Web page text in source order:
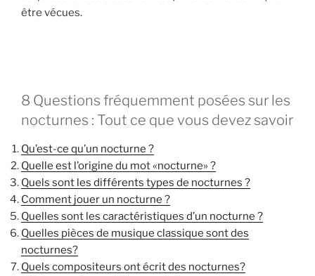
être vécues.
8 Questions fréquemment posées sur les
nocturnes : Tout ce que vous devez savoir
Qu’est-ce qu’un nocturne ?
Quelle est l’origine du mot «nocturne» ?
Quels sont les différents types de nocturnes ?
Comment jouer un nocturne ?
Quelles sont les caractéristiques d’un nocturne ?
Quelles pièces de musique classique sont des
nocturnes?
Quels compositeurs ont écrit des nocturnes?